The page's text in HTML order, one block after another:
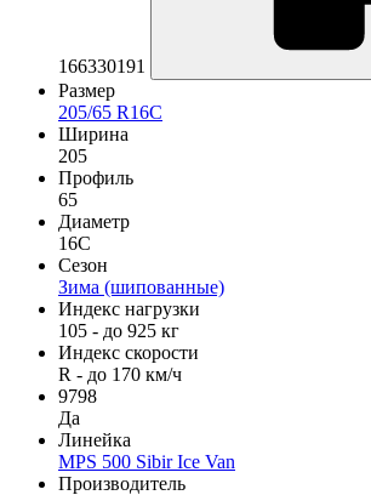
166330191
Размер
205/65 R16C
Ширина
205
Профиль
65
Диаметр
16C
Сезон
Зима (шипованные)
Индекс нагрузки
105 - до 925 кг
Индекс скорости
R - до 170 км/ч
9798
Да
Линейка
MPS 500 Sibir Ice Van
Производитель